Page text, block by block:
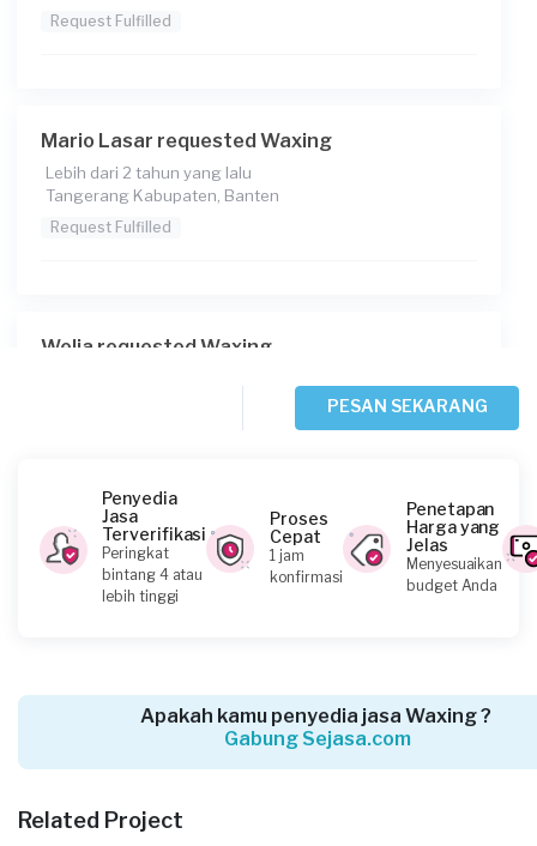
Request Fulfilled
Mario Lasar requested Waxing
Lebih dari 2 tahun yang lalu
Tangerang Kabupaten, Banten
Request Fulfilled
Welia requested Waxing
Fifah requested Waxing
Hampir 3 tahun yang lalu
Tangerang Selatan, Banten
Tangerang Selatan, Banten
PESAN SEKARANG
Penyedia
Jasa
Terverifikasi
Peringkat
bintang 4 atau
lebih tinggi
Proses
Cepat
1 jam
konfirmasi
Penetapan
Harga yang
Jelas
Menyesuaikan
budget Anda
Apakah kamu penyedia jasa Waxing ?
Gabung Sejasa.com
Related Project